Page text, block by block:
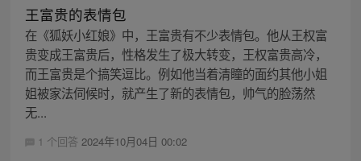
王富贵的表情包
在《狐妖小红娘》中，王富贵有不少表情包。他从王权富
贵变成王富贵后，性格发生了极大转变，王权富贵高冷，
而王富贵是个搞笑逗比。例如他当着清瞳的面约其他小姐
姐被家法伺候时，就产生了新的表情包，帅气的脸荡然
无...
1 个回答 2024年10月04日 00:02